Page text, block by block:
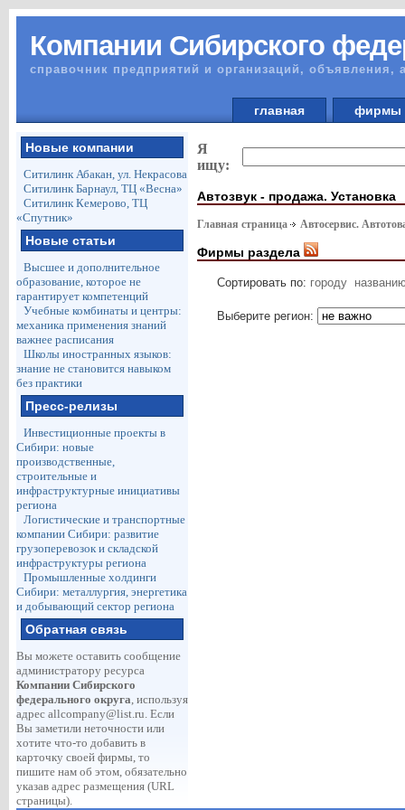
Компании Сибирского
справочник предприятий и организаций, объявления,
главная
Новые компании
Ситилинк Абакан, ул. Некрасова
Ситилинк Барнаул, ТЦ «Весна»
Ситилинк Кемерово, ТЦ
«Спутник»
Новые статьи
Высшее и дополнительное
образование, которое не
гарантирует компетенций
Учебные комбинаты и центры:
механика применения знаний
важнее расписания
Школы иностранных языков:
знание не становится навыком
без практики
Пресс-релизы
Инвестиционные проекты в
Сибири: новые
производственные,
строительные и
инфраструктурные инициативы
региона
Логистические и транспортные
компании Сибири: развитие
грузоперевозок и складской
инфраструктуры региона
Промышленные холдинги
Сибири: металлургия, энергетика
и добывающий сектор региона
Обратная связь
Вы можете оставить сообщение
администратору ресурса
Компании Сибирского
федерального округа, используя
адрес allcompany@list.ru. Если
Вы заметили неточности или
хотите что-то добавить в
карточку своей фирмы, то
пишите нам об этом, обязательно
указав адрес размещения (URL
страницы).
Я
ищу:
Автозвук - продажа. Установка
Главная страница Автосервис.
Фирмы раздела
Сортировать по: городу
Выберите регион: